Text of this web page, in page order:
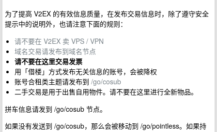
为了提高 V2EX 的有效信息质量，在发布交易信息时，除了遵守安全
提示中的说明外，也请注意下面的规则：
请不要在 V2EX 卖 VPS / VPN
域名交易请发布到域名节点
请不要在这里交易发票
用「借楼」方式发布无关信息的账号，会被降权
账号合租类主题请发布到 /go/cosub
二手交易是用于出售自用物件。请不要在这里进行全新物品。
拼车信息请发到 /go/cosub 节点。
如果没有发送到 /go/cosub，那么会被移动到 /go/pointless。如果持